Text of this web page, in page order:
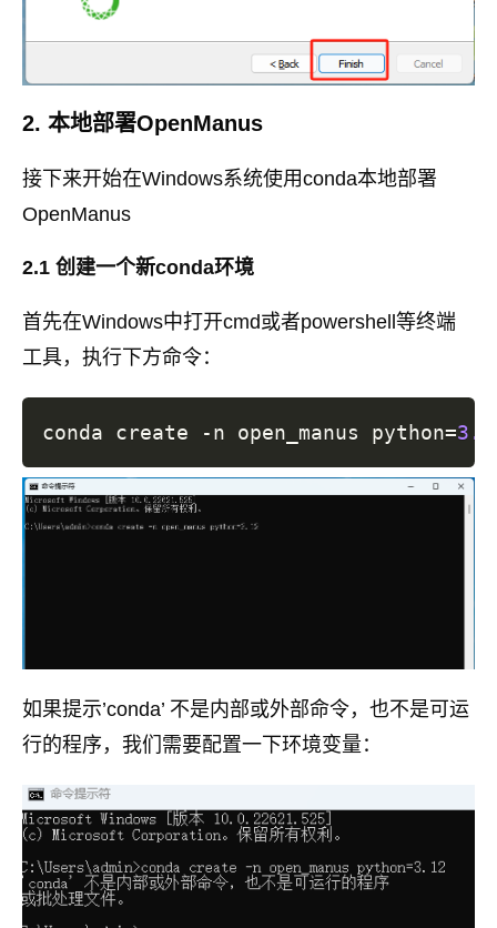
2. 本地部署OpenManus
接下来开始在Windows系统使用conda本地部署
OpenManus
2.1 创建一个新conda环境
首先在Windows中打开cmd或者powershell等终端
工具，执行下方命令：
conda create -n open_manus python=
如果提示’conda’ 不是内部或外部命令，也不是可运
行的程序，我们需要配置一下环境变量：